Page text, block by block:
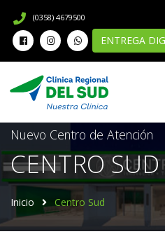
(0358) 4679500
ENTREGA
Nuevo Centro de Atención
CENTRO SUD
Inicio Centro Sud